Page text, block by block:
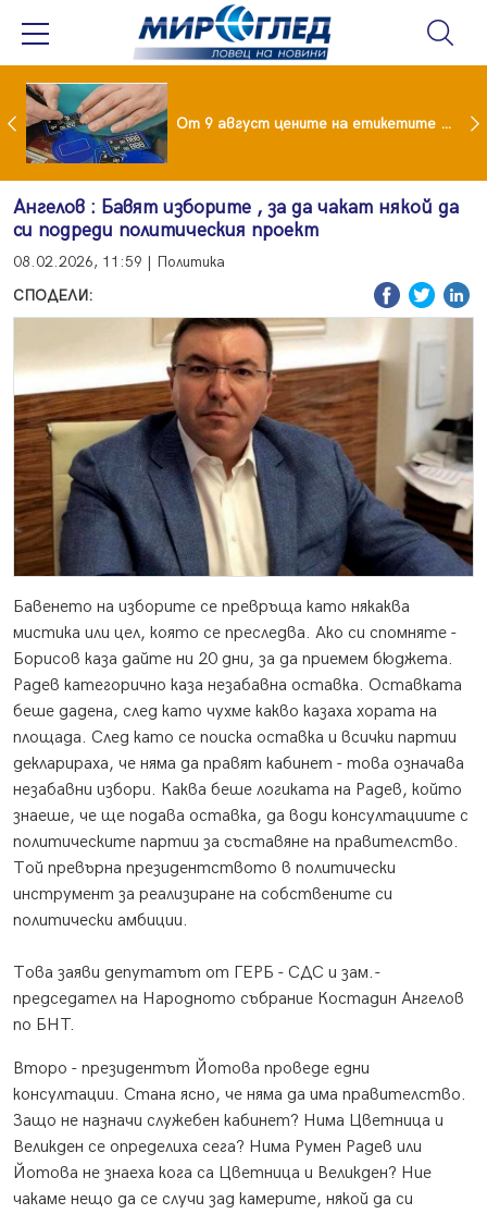
Проект за изграждане на 13-етажна "мегаджамия" разгневи жителите на Лондон От 9 август цените на етикетите само в евро
Ангелов : Бавят изборите , за да чакат някой да
си подреди политическия проект
08.02.2026, 11:59 | Политика
СПОДЕЛИ:
Бавенето на изборите се превръща като някаква
мистика или цел, която се преследва. Ако си спомняте -
Борисов каза дайте ни 20 дни, за да приемем бюджета.
Радев категорично каза незабавна оставка. Оставката
беше дадена, след като чухме какво казаха хората на
площада. След като се поиска оставка и всички партии
декларираха, че няма да правят кабинет - това означава
незабавни избори. Каква беше логиката на Радев, който
знаеше, че ще подава оставка, да води консултациите с
политическите партии за съставяне на правителство.
Той превърна президентството в политически
инструмент за реализиране на собствените си
политически амбиции.
Това заяви депутатът от ГЕРБ - СДС и зам.-
председател на Народното събрание Костадин Ангелов
по БНТ.
Второ - президентът Йотова проведе едни
консултации. Стана ясно, че няма да има правителство.
Защо не назначи служебен кабинет? Нима Цветница и
Великден се определиха сега? Нима Румен Радев или
Йотова не знаеха кога са Цветница и Великден? Ние
чакаме нещо да се случи зад камерите, някой да си